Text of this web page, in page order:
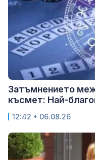
Затъмнението
късмет: Най-
12:42 • 06.08.26